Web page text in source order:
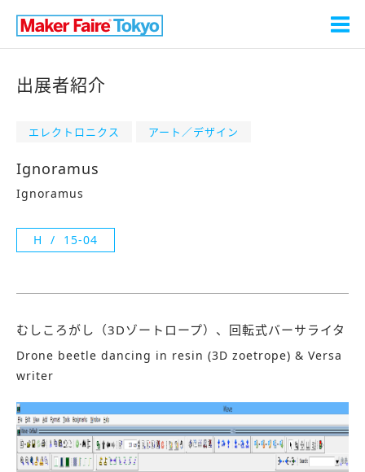
出展者紹介
エレクトロニクス アート／デザイン
Ignoramus
Ignoramus
H 15-04
むしころがし（3Dゾートロープ）、回転式バーサライタ
Drone beetle dancing in resin (3D zoetrope) & Versa
writer